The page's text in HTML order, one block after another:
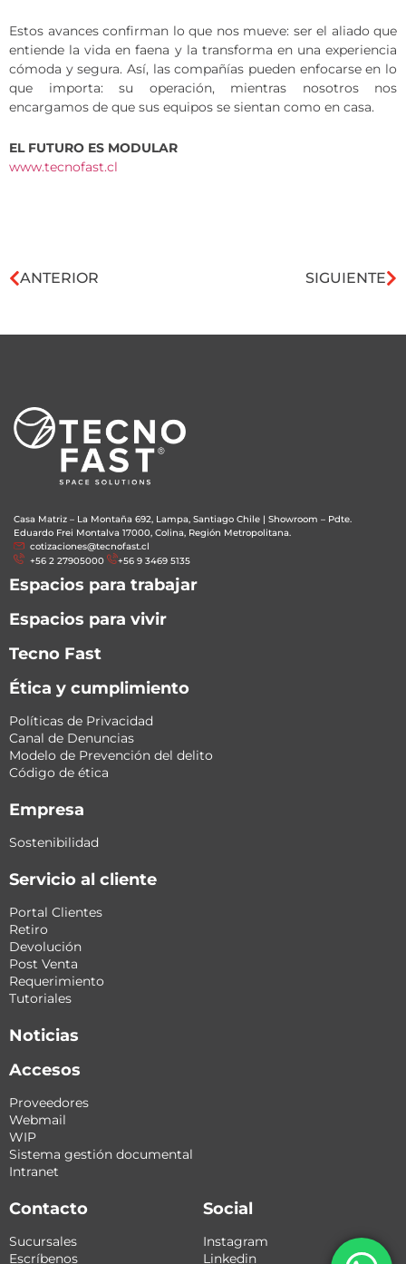
Estos avances confirman lo que nos mueve: ser el aliado que
entiende la vida en faena y la transforma en una experiencia
cómoda y segura. Así, las compañías pueden enfocarse en lo
que importa: su operación, mientras nosotros nos
encargamos de que sus equipos se sientan como en casa.
EL FUTURO ES MODULAR
www.tecnofast.cl
ANTERIOR SIGUIENTE
Casa Matriz – La Montaña 692, Lampa, Santiago Chile | Showroom – Pdte.
Eduardo Frei Montalva 17000, Colina, Región Metropolitana.
cotizaciones@tecnofast.cl
+56 2 27905000
+56 9 3469 5135
Espacios para trabajar
Espacios para vivir
Tecno Fast
Ética y cumplimiento
Políticas de Privacidad
Canal de Denuncias
Modelo de Prevención del delito
Código de ética
Empresa
Sostenibilidad
Servicio al cliente
Portal Clientes
Retiro
Devolución
Post Venta
Requerimiento
Tutoriales
Noticias
Accesos
Proveedores
Webmail
WIP
Sistema gestión documental
Intranet
Contacto
Sucursales
Escríbenos
Social
Instagram
Linkedin